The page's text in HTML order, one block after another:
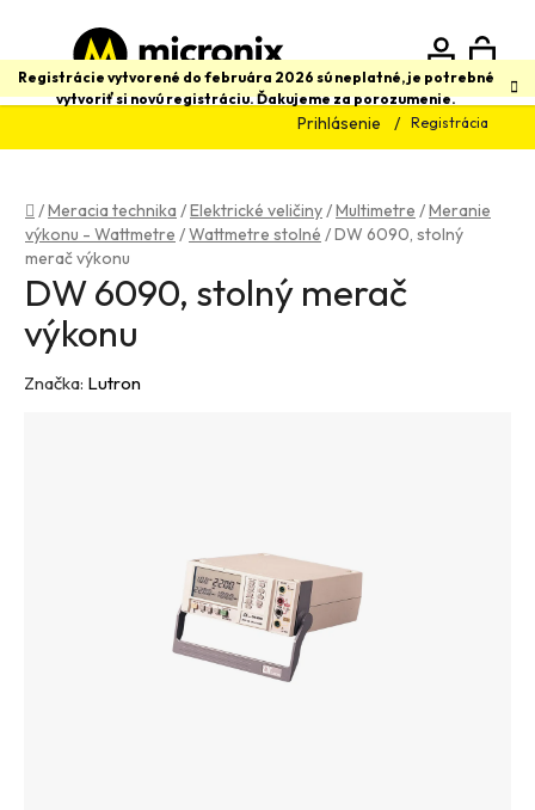
obsah
Registrácie vytvorené do februára 2026 sú neplatné, je potrebné
vytvoriť si novú registráciu. Ďakujeme za porozumenie.
Prihlásenie Registrácia
Hľadať
Domov
/Meracia technika /Elektrické veličiny/Multimetre /Meranie
výkonu - Wattmetre /Wattmetre stolné /DW 6090, stolný
merač výkonu
DW 6090, stolný merač
výkonu
Značka: Lutron